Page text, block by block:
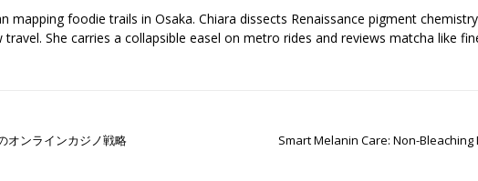
mapping foodie trails in Osaka. Chiara dissects Renaissance pigment
She carries a collapsible easel on metro rides and reviews matcha like
オンラインカジノ戦略
Smart Melanin Care: Non-